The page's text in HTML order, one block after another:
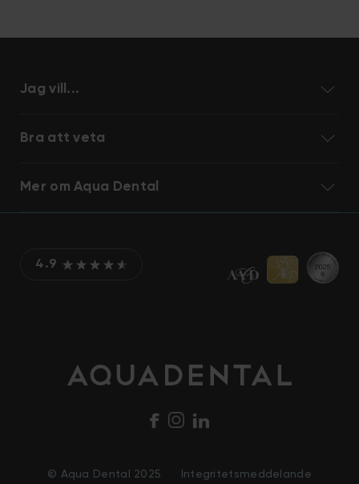
Jag vill...
Bra att veta
Mer om Aqua Dental
4.9
© Aqua Dental 2025 Integritetsmeddelande